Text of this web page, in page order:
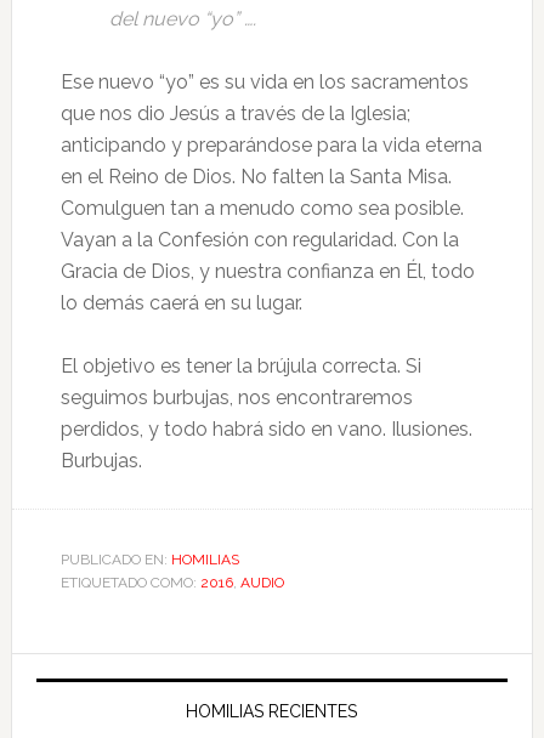
del nuevo “yo” ….
Ese nuevo “yo” es su vida en los sacramentos
que nos dio Jesús a través de la Iglesia;
anticipando y preparándose para la vida eterna
en el Reino de Dios. No falten la Santa Misa.
Comulguen tan a menudo como sea posible.
Vayan a la Confesión con regularidad. Con la
Gracia de Dios, y nuestra confianza en Él, todo
lo demás caerá en su lugar.
El objetivo es tener la brújula correcta. Si
seguimos burbujas, nos encontraremos
perdidos, y todo habrá sido en vano. Ilusiones.
Burbujas.
PUBLICADO EN: HOMILIAS
ETIQUETADO COMO: 2016, AUDIO
HOMILIAS RECIENTES